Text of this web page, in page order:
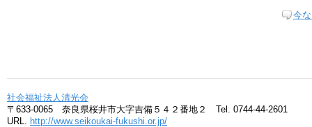
今
社会福祉法人清光会
〒633-0065 奈良県桜井市大字吉備５４２番地２ Tel. 0744-44-2601
URL.
http://www.seikoukai-fukushi.or.jp/